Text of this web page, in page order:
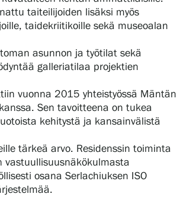
taiteilijoiden lisäksi myös
taidekriitikoille sekä museoalan
asunnon ja työtilat sekä
galleriatilaa projektien
vuonna 2015 yhteistyössä Mäntän
Sen tavoitteena on tukea
kehitystä ja kansainvälistä
tärkeä arvo. Residenssin toiminta
vastuullisuusnäkökulmasta
osana Serlachiuksen ISO